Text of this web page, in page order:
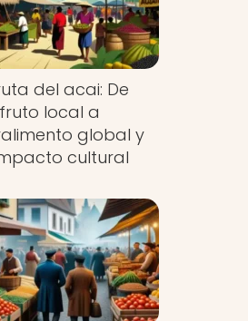
del acai: De
fruto local a
global y
cultural